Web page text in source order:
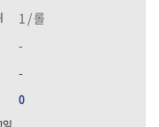
1 / 롤
-
-
0